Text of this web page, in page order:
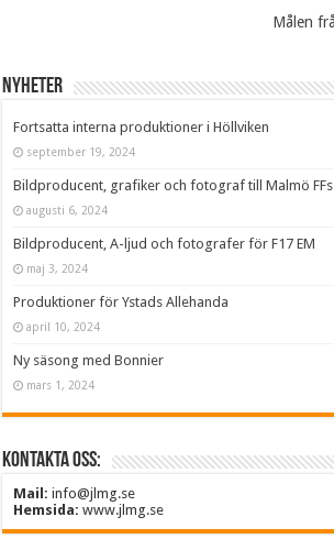
Målen
Nyheter
Fortsatta interna produktioner i Höllviken
september 19, 2024
Bildproducent, grafiker och fotograf till Malmö FFs
augusti 6, 2024
Bildproducent, A-ljud och fotografer för F17 EM
maj 3, 2024
Produktioner för Ystads Allehanda
april 10, 2024
Ny säsong med Bonnier
mars 1, 2024
Kontakta oss:
Mail: info@jlmg.se
Hemsida: www.jlmg.se